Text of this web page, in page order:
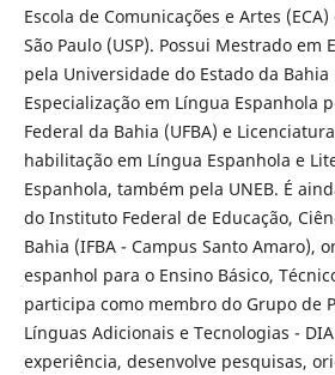
Escola de Comunicações e Artes
São Paulo (USP). Possui Mestrado em
pela Universidade do Estado da Bahia
Especialização em Língua Espanhola
Federal da Bahia (UFBA) e
habilitação em Língua Espanhola e
Espanhola, também pela UNEB. É
do Instituto Federal de Educação,
Bahia (IFBA - Campus Santo Amaro),
espanhol para o Ensino Básico,
participa como membro do Grupo de
Línguas Adicionais e Tecnologias -
experiência, desenvolve pesquisas,